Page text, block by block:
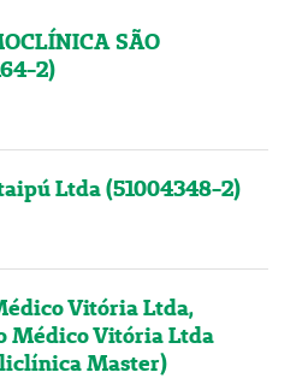
SÃO
2)
Ltda (51004348-2)
Vitória Ltda,
Médico Vitória Ltda
Master)